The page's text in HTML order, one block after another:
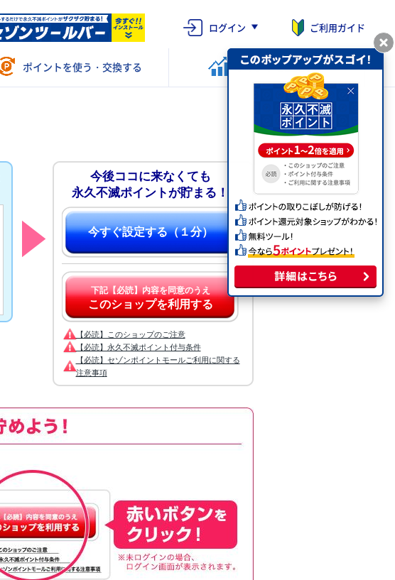
ログイン ご利用ガイド
ポイントを使う・交換する ポイントを運用する
今後ココに来なくても
永久不滅ポイントが貯まる！
今すぐ設定する（１分）
下記【必読】内容を同意のうえ
このショップを利用する
【必読】このショップのご注意
【必読】永久不滅ポイント付与条件
【必読】セゾンポイントモールご利用に関する
注意事項